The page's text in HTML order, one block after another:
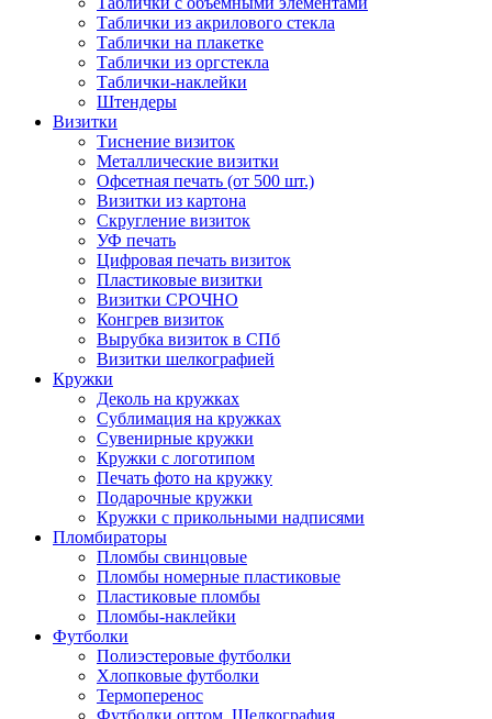
Таблички из акрилового стекла
Таблички на плакетке
Таблички из оргстекла
Таблички-наклейки
Штендеры
Визитки
Тиснение визиток
Металлические визитки
Офсетная печать (от 500 шт.)
Визитки из картона
Скругление визиток
УФ печать
Цифровая печать визиток
Пластиковые визитки
Визитки СРОЧНО
Конгрев визиток
Вырубка визиток в СПб
Визитки шелкографией
Кружки
Деколь на кружках
Сублимация на кружках
Сувенирные кружки
Кружки с логотипом
Печать фото на кружку
Подарочные кружки
Кружки с прикольными надписями
Пломбираторы
Пломбы свинцовые
Пломбы номерные пластиковые
Пластиковые пломбы
Пломбы-наклейки
Футболки
Полиэстеровые футболки
Хлопковые футболки
Термоперенос
Футболки оптом. Шелкография